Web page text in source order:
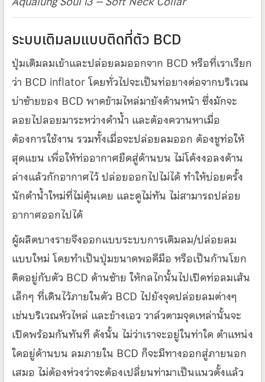
ระบบเติมลมแบบติดที่ตัว BCD
ปุ่มเติมลมเข้าและปล่อยลมออกจาก BCD หรือที่เราเรียก
ว่า BCD inflator โดยทั่วไปจะเป็นท่อยางต่อจากบริเวณ
บ่าซ้ายของ BCD พาดข้ามไหล่มายังด้านหน้า ซึ่งมักจะ
ลอยไปลอยมาระหว่างดำน้ำ และต้องควานหาเมื่อ
ต้องการใช้งาน รวมทั้งเมื่อจะปล่อยลมออก ต้องชูท่อให้
สุดแขน เพื่อให้ท่ออากาศยืดสู่ด้านบน ไม่โค้งงอลงด้าน
ล่างแล้วกักอากาศไว้ ปล่อยออกไปไม่ได้ ทำให้บ่อยครั้ง
นักดำน้ำใหม่ที่ไม่คุ้นเคย และดูไม่ทัน ไม่สามารถปล่อย
อากาศออกไปได้
ผู้ผลิตบางรายจึงออกแบบระบบการเติมลม/ปล่อยลม
แบบใหม่ โดยทำเป็นปุ่มขนาดพอดีมือ หรือเป็นก้านโยก
ติดอยู่กับตัว BCD ด้านซ้าย ให้กลไกนั้นไปเปิดท่อลมเส้น
เล็กๆ ที่เดินไว้ภายในตัว BCD ไปยังจุดปล่อยลมต่างๆ
เช่นบริเวณหัวไหล่ และข้างเอว วาล์วตามจุดเหล่านั้นจะ
เปิดพร้อมกันทันที ดังนั้น ไม่ว่าเราจะอยู่ในท่าใด ตำแหน่ง
ใดอยู่ด้านบน ลมภายใน BCD ก็จะมีทางออกสู่ภายนอก
เสมอ ไม่ต้องห่วงว่าจะต้องเปลี่ยนท่ามาเป็นแนวตั้งแล้ว